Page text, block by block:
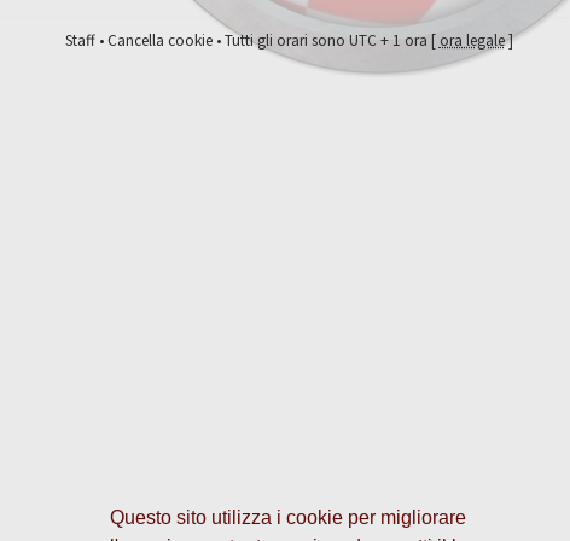
Questo sito utilizza i cookie per migliorare
Staff•Cancella cookie• Tutti gli orari sono UTC + 1 ora [ ora legale]